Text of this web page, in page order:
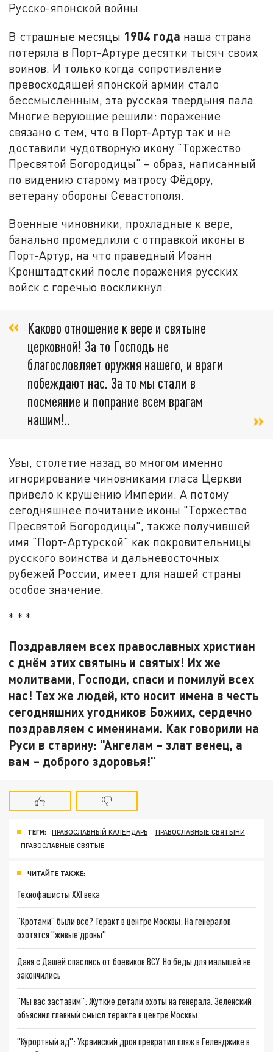
Русско-японской войны.
В страшные месяцы 1904 года наша страна
потеряла в Порт-Артуре десятки тысяч своих
воинов. И только когда сопротивление
превосходящей японской армии стало
бессмысленным, эта русская твердыня пала.
Многие верующие решили: поражение
связано с тем, что в Порт-Артур так и не
доставили чудотворную икону "Торжество
Пресвятой Богородицы" – образ, написанный
по видению старому матросу Фёдору,
ветерану обороны Севастополя.
Военные чиновники, прохладные к вере,
банально промедлили с отправкой иконы в
Порт-Артур, на что праведный Иоанн
Кронштадтский после поражения русских
войск с горечью воскликнул:
Каково отношение к вере и святыне
церковной! За то Господь не
благословляет оружия нашего, и враги
побеждают нас. За то мы стали в
посмеяние и попрание всем врагам
нашим!..
Увы, столетие назад во многом именно
игнорирование чиновниками гласа Церкви
привело к крушению Империи. А потому
сегодняшнее почитание иконы "Торжество
Пресвятой Богородицы", также получившей
имя "Порт-Артурской" как покровительницы
русского воинства и дальневосточных
рубежей России, имеет для нашей страны
особое значение.
* * *
Поздравляем всех православных христиан
с днём этих святынь и святых! Их же
молитвами, Господи, спаси и помилуй всех
нас! Тех же людей, кто носит имена в честь
сегодняшних угодников Божиих, сердечно
поздравляем с именинами. Как говорили на
Руси в старину: "Ангелам – злат венец, а
вам – доброго здоровья!"
ТЕГИ: ПРАВОСЛАВНЫЙ КАЛЕНДАРЬ
ПРАВОСЛАВНЫЕ СВЯТЫНИ
ПРАВОСЛАВНЫЕ СВЯТЫЕ
ЧИТАЙТЕ ТАКЖЕ:
Технофашисты XXI века
"Кротами" были все? Теракт в центре Москвы: На генералов
охотятся "живые дроны"
Даня с Дашей спаслись от боевиков ВСУ. Но беды для малышей не
закончились
"Мы вас заставим": Жуткие детали охоты на генерала. Зеленский
объяснил главный смысл теракта в центре Москвы
"Курортный ад": Украинский дрон превратил пляж в Геленджике в